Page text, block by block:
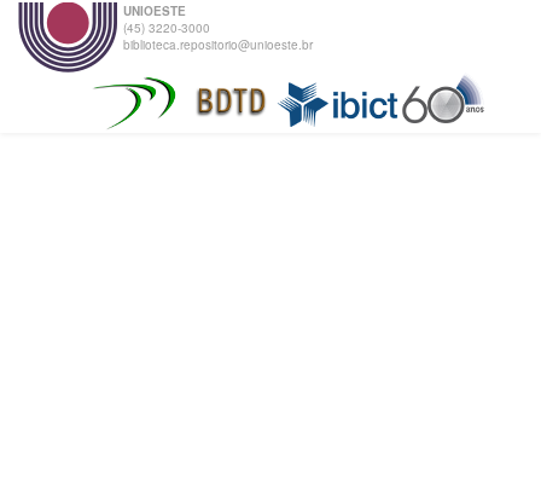
UNIOESTE
(45) 3220-3000
biblioteca.repositorio@unioeste.br